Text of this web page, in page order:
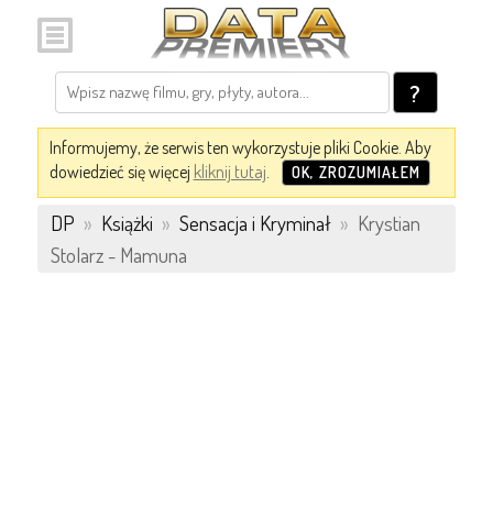
?
Informujemy, że serwis ten wykorzystuje pliki Cookie. Aby
dowiedzieć się więcej kliknij tutaj. OK, ZROZUMIAŁEM
DP » Książki » Sensacja i Kryminał » Krystian
Stolarz - Mamuna